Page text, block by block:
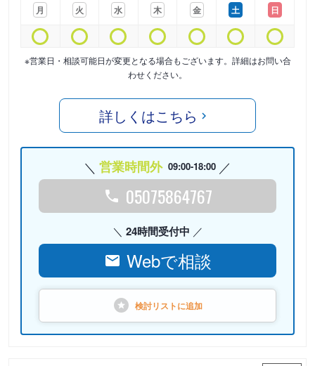
月
火
水
木
金
土
日
※営業日・相談可能日が変更となる場合もございます。詳細はお問い合
わせください。
詳しくはこちら
営業時間外 09:00-18:00
05075864767
24時間受付中
Webで相談
検討リストに追加